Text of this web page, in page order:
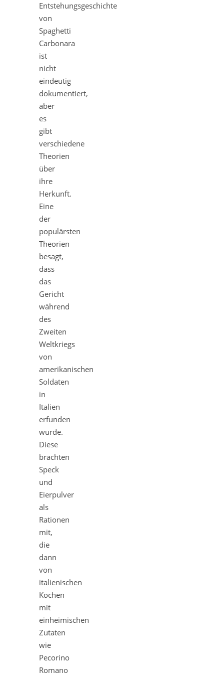
Entstehungsgeschichte
von
Spaghetti
Carbonara
ist
nicht
eindeutig
dokumentiert,
aber
es
gibt
verschiedene
Theorien
über
ihre
Herkunft.
Eine
der
populärsten
Theorien
besagt,
dass
das
Gericht
während
des
Zweiten
Weltkriegs
von
amerikanischen
Soldaten
in
Italien
erfunden
wurde.
Diese
brachten
Speck
und
Eierpulver
als
Rationen
mit,
die
dann
von
italienischen
Köchen
mit
einheimischen
Zutaten
wie
Pecorino
Romano